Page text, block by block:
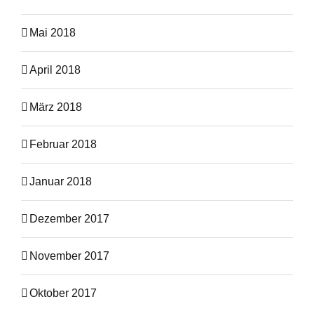
Mai 2018
April 2018
März 2018
Februar 2018
Januar 2018
Dezember 2017
November 2017
Oktober 2017